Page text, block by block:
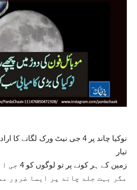
نوکیا چاند پر 4 جی نیٹ ورک
تیار
زمین کے
مگر بہت جلد چاند پر ایسا ضرور